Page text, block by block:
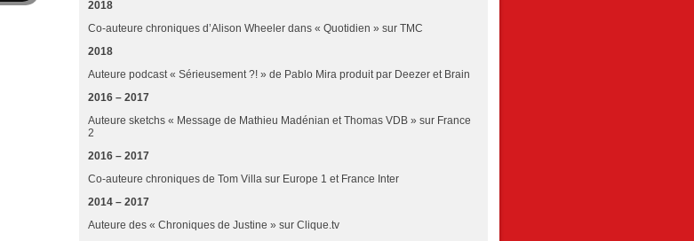
2018
Co-auteure chroniques d’Alison Wheeler dans « Quotidien » sur TMC
2018
Auteure podcast « Sérieusement ?! » de Pablo Mira produit par Deezer et Brain
2016 – 2017
Auteure sketchs « Message de Mathieu Madénian et Thomas VDB » sur France
2
2016 – 2017
Co-auteure chroniques de Tom Villa sur Europe 1 et France Inter
2014 – 2017
Auteure des « Chroniques de Justine » sur Clique.tv